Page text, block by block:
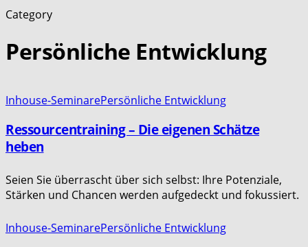
Category
Persönliche Entwicklung
Inhouse-SeminarePersönliche Entwicklung
Ressourcentraining – Die eigenen Schätze
heben
Seien Sie überrascht über sich selbst: Ihre Potenziale,
Stärken und Chancen werden aufgedeckt und fokussiert.
Inhouse-SeminarePersönliche Entwicklung